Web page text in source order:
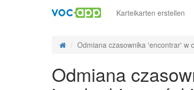
Karteikarten erstellen
Odmiana czasownika 'encontrar' w
Odmiana